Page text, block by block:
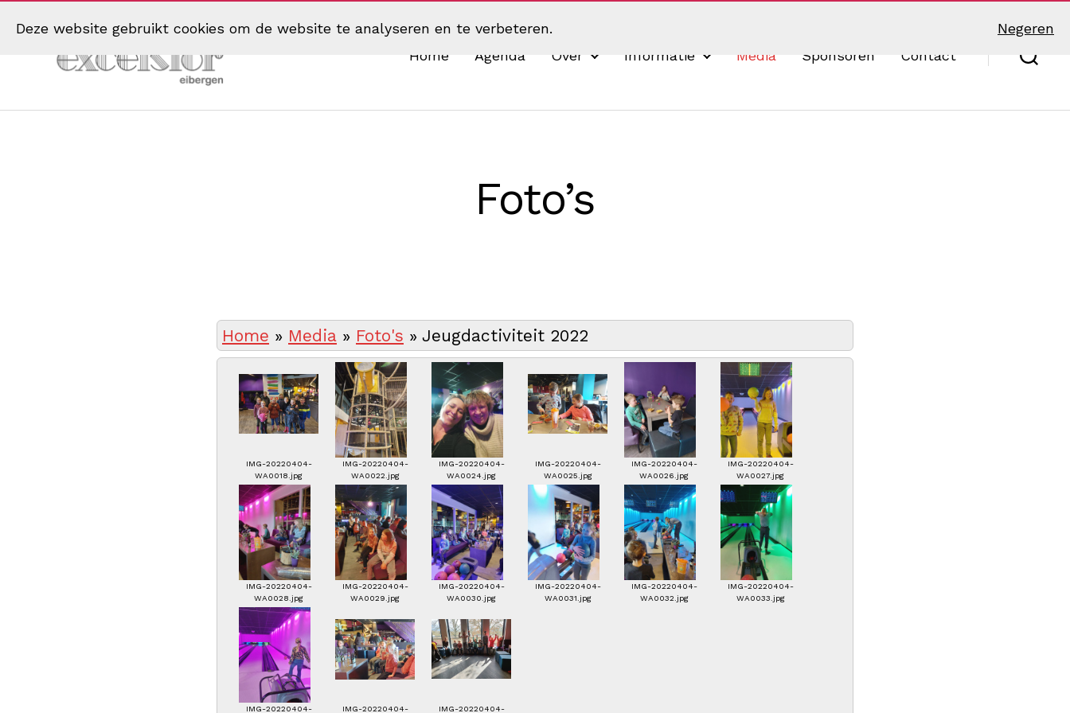
Deze website gebruikt cookies om de website te analyseren en te verbeteren. Negeren
Excelsior
Home Agenda Over Informatie Media Sponsoren Contact
Foto’s
Home » Media » Foto's » Jeugdactiviteit 2022
IMG-20220404-
WA0018.jpg
IMG-20220404-
WA0022.jpg
IMG-20220404-
WA0024.jpg
IMG-20220404-
WA0025.jpg
IMG-20220404-
WA0026.jpg
IMG-20220404-
WA0027.jpg
IMG-20220404-
WA0028.jpg
IMG-20220404-
WA0029.jpg
IMG-20220404-
WA0030.jpg
IMG-20220404-
WA0031.jpg
IMG-20220404-
WA0032.jpg
IMG-20220404-
WA0033.jpg
IMG-20220404- IMG-20220404- IMG-20220404-